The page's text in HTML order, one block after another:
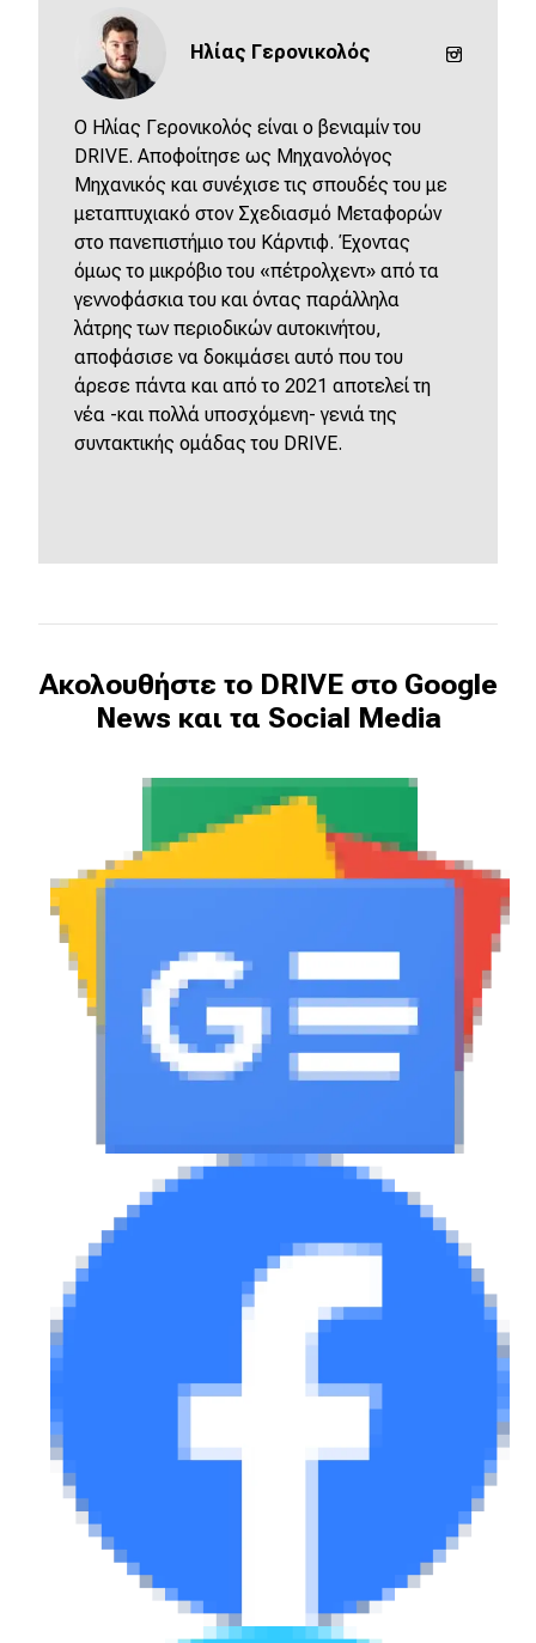
eDRIVE
DRIVE USED
Ηλίας Γερονικολός
O Ηλίας Γερονικολός είναι ο βενιαμίν του
DRIVE. Αποφοίτησε ως Μηχανολόγος
Μηχανικός και συνέχισε τις σπουδές του με
μεταπτυχιακό στον Σχεδιασμό Μεταφορών
στο πανεπιστήμιο του Κάρντιφ. Έχοντας
όμως το μικρόβιο του «πέτρολχεντ» από τα
γεννοφάσκια του και όντας παράλληλα
λάτρης των περιοδικών αυτοκινήτου,
αποφάσισε να δοκιμάσει αυτό που του
άρεσε πάντα και από το 2021 αποτελεί τη
νέα -και πολλά υποσχόμενη- γενιά της
συντακτικής ομάδας του DRIVE.
Ακολουθήστε το DRIVE στο Google
News και τα Social Media